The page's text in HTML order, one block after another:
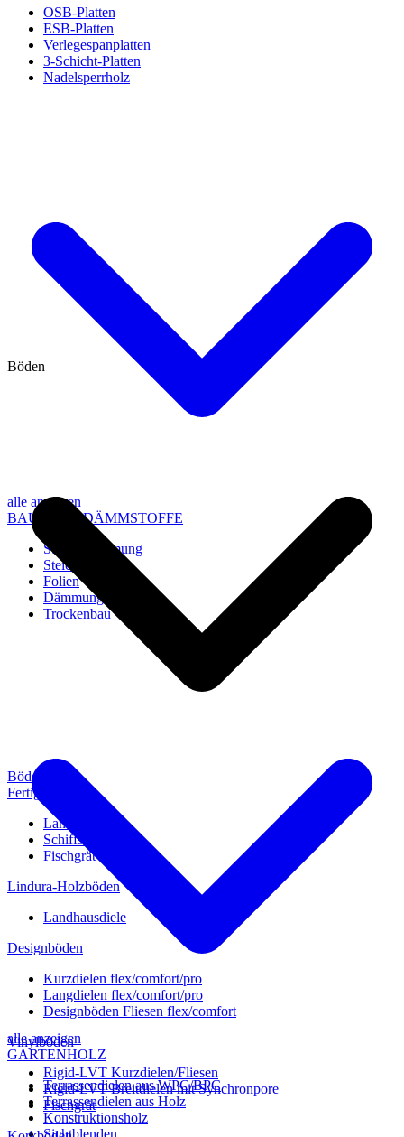
OSB-Platten
ESB-Platten
Verlegespanplatten
3-Schicht-Platten
Nadelsperrholz
alle anzeigen
BAU- UND DÄMMSTOFFE
Steico Dämmung
Steico Zubehör
Folien
Dämmung
Trockenbau
alle anzeigen
GARTENHOLZ
Terrassendielen aus WPC/BPC
Terrassendielen aus Holz
Konstruktionsholz
Sichtblenden
Böden
Böden
Fertigparkett
Landhausdiele
Schiffsboden
Fischgrät
Lindura-Holzböden
Landhausdiele
Designböden
Kurzdielen flex/comfort/pro
Langdielen flex/comfort/pro
Designböden Fliesen flex/comfort
Vinylböden
Rigid-LVT Kurzdielen/Fliesen
Rigid-LVT Breitdielen mit Synchronpore
Fischgrät